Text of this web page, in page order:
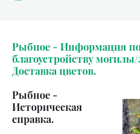
Рыбное - Информация
благоустройству
Доставка цветов.
Рыбное -
Историческая
справка.